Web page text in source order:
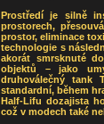
Prostředí je silně
prostorech,
prostor, eliminace
technologie s
akorát smrsknuté
objektů – jako
druhoválečný tank
standardní, během
Half-Lifu dozajista
což v modech také